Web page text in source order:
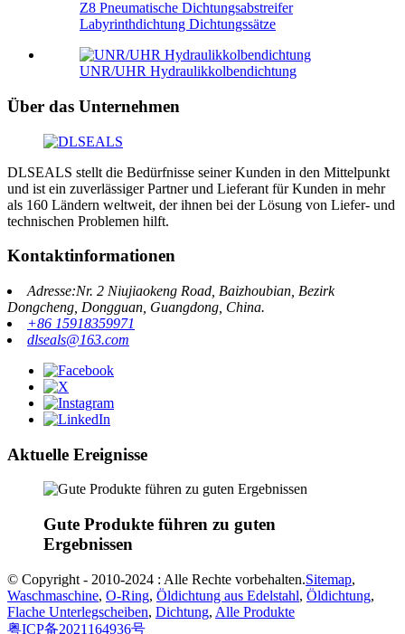
Z8 Pneumatische Dichtungsabstreifer
Labyrinthdichtung Dichtungssätze
UNR/UHR Hydraulikkolbendichtung
Über das Unternehmen
DLSEALS stellt die Bedürfnisse seiner Kunden in den Mittelpunkt
und ist ein zuverlässiger Partner und Lieferant für Kunden in mehr
als 160 Ländern weltweit, der ihnen bei der Lösung von Liefer- und
technischen Problemen hilft.
Kontaktinformationen
Adresse:Nr. 2 Niujiaokeng Road, Baizhoubian, Bezirk
Dongcheng, Dongguan, Guangdong, China.
+86 15918359971
dlseals@163.com
Aktuelle Ereignisse
Gute Produkte führen zu guten
Ergebnissen
© Copyright - 2010-2024 : Alle Rechte vorbehalten.Sitemap,
Waschmaschine, O-Ring, Öldichtung aus Edelstahl, Öldichtung,
Flache Unterlegscheiben, Dichtung, Alle Produkte
粤ICP备2021164936号